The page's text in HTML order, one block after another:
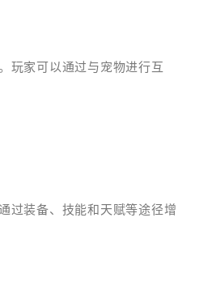
玩家可以通过与宠物进行互
过装备、技能和天赋等途径增